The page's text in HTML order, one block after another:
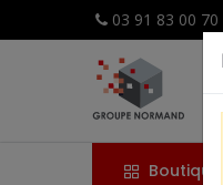
03 91 83 00 70
Boutique